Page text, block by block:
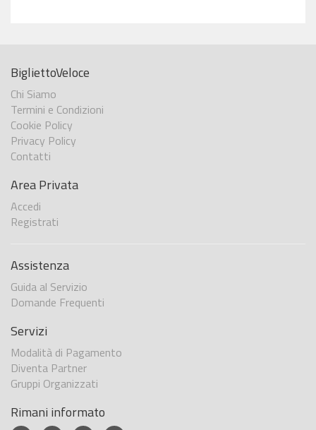
BigliettoVeloce
Chi Siamo
Termini e Condizioni
Cookie Policy
Privacy Policy
Contatti
Area Privata
Accedi
Registrati
Assistenza
Guida al Servizio
Domande Frequenti
Servizi
Modalità di Pagamento
Diventa Partner
Gruppi Organizzati
Rimani informato